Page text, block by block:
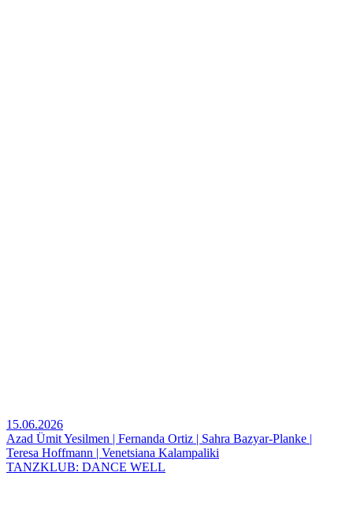
15.06.2026
Azad Ümit Yesilmen | Fernanda Ortiz | Sahra Bazyar-Planke |
Teresa Hoffmann | Venetsiana Kalampaliki
TANZKLUB: DANCE WELL